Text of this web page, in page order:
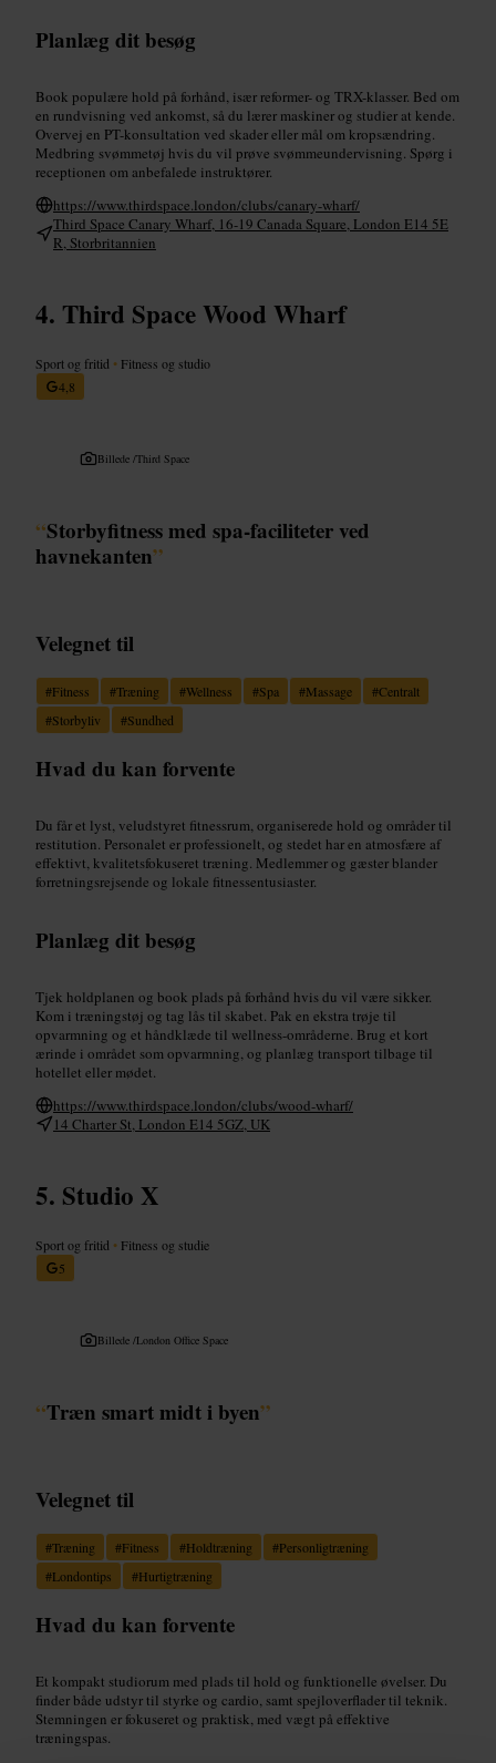
Planlæg dit besøg
Book populære hold på forhånd, især reformer- og TRX-klasser. Bed om
en rundvisning ved ankomst, så du lærer maskiner og studier at kende.
Overvej en PT-konsultation ved skader eller mål om kropsændring.
Medbring svømmetøj hvis du vil prøve svømmeundervisning. Spørg i
receptionen om anbefalede instruktører.
https://www.thirdspace.london/clubs/canary-wharf/
Third Space Canary Wharf, 16-19 Canada Square, London E14 5E
R, Storbritannien
Third Space Wood Wharf
Sport og fritid • Fitness og studio
4,8
Billede /Third Space
“Storbyfitness med spa-faciliteter ved
havnekanten”
Velegnet til
#Fitness #Træning #Wellness #Spa #Massage #Centralt
#Storbyliv #Sundhed
Hvad du kan forvente
Du får et lyst, veludstyret fitnessrum, organiserede hold og områder til
restitution. Personalet er professionelt, og stedet har en atmosfære af
effektivt, kvalitetsfokuseret træning. Medlemmer og gæster blander
forretningsrejsende og lokale fitnessentusiaster.
Planlæg dit besøg
Tjek holdplanen og book plads på forhånd hvis du vil være sikker.
Kom i træningstøj og tag lås til skabet. Pak en ekstra trøje til
opvarmning og et håndklæde til wellness-områderne. Brug et kort
ærinde i området som opvarmning, og planlæg transport tilbage til
hotellet eller mødet.
https://www.thirdspace.london/clubs/wood-wharf/
14 Charter St, London E14 5GZ, UK
Studio X
Sport og fritid • Fitness og studie
5
Billede /London Office Space
“Træn smart midt i byen”
Velegnet til
#Træning #Fitness #Holdtræning #Personligtræning
#Londontips #Hurtigtræning
Hvad du kan forvente
Et kompakt studiorum med plads til hold og funktionelle øvelser. Du
finder både udstyr til styrke og cardio, samt spejloverflader til teknik.
Stemningen er fokuseret og praktisk, med vægt på effektive
træningspas.